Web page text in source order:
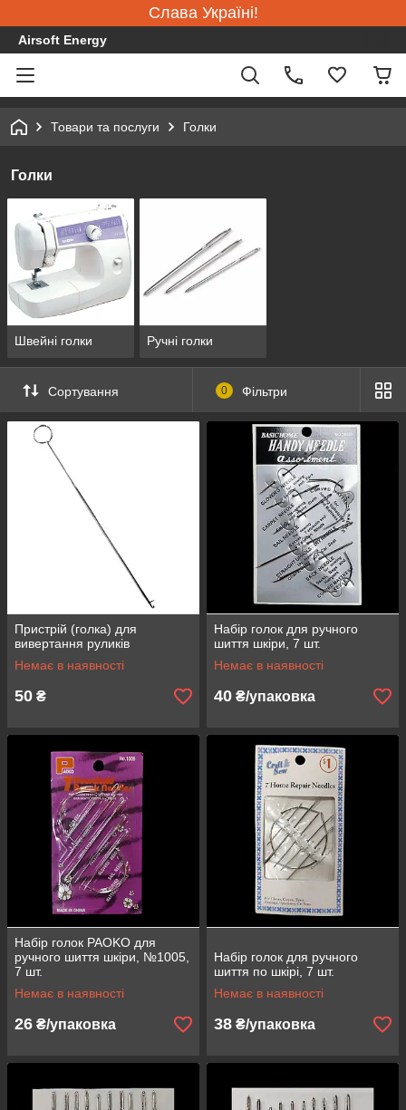
Слава Україні!
Airsoft Energy
Товари та послуги Голки
Голки
Швейні голки Ручні голки
Сортування 0 Фільтри
Пристрій (голка) для
вивертання руликів
Немає в наявності
50 ₴
Набір голок для ручного
шиття шкіри, 7 шт.
Немає в наявності
40 ₴/упаковка
Набір голок PAOKO для
ручного шиття шкіри, №1005,
7 шт.
Немає в наявності
26 ₴/упаковка
Набір голок для ручного
шиття по шкірі, 7 шт.
Немає в наявності
38 ₴/упаковка